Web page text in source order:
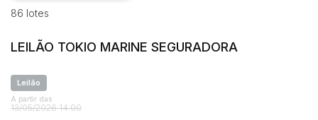
Carros
Utilitário
Bairro
Judiciais Extrajudiciais
R$
86 lotes
LEILÃO TOKIO MARINE SEGURADORA
Leilão
A partir das
13/05/2026 14:00